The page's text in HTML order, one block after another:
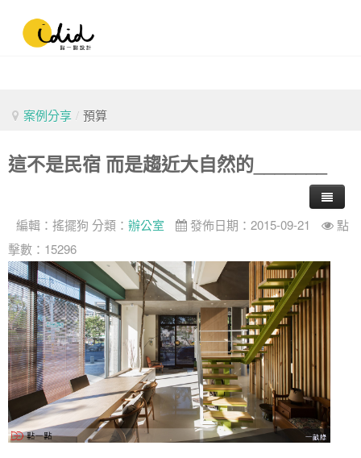
案例分享 / 預算
這不是民宿 而是趨近大自然的_______
編輯： 搖擺狗 分類： 辦公室 發佈日期：2015-09-21
點
擊數：15296